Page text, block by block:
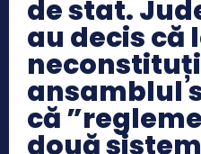
de stat.
au decis că
ansamblul
că
două